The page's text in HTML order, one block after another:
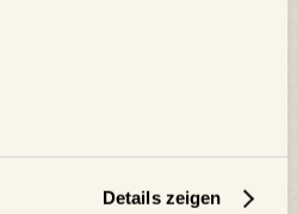
Details zeigen